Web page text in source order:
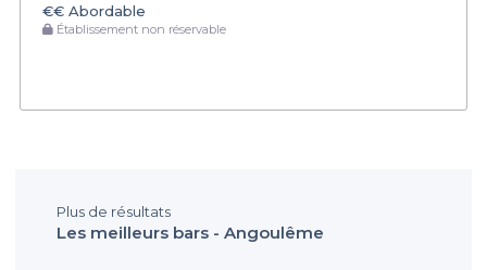
€€ Abordable
Établissement non réservable
Plus de résultats
Les meilleurs bars - Angoulême